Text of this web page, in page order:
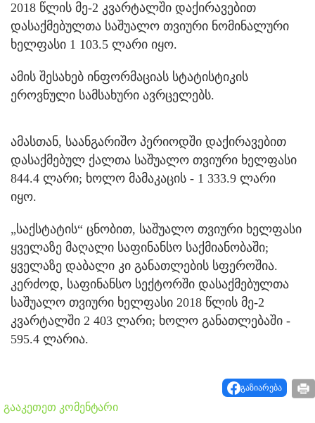
2018 წლის მე-2 კვარტალში დაქირავებით
დასაქმებულთა საშუალო თვიური ნომინალური
ხელფასი 1 103.5 ლარი იყო.
ამის შესახებ ინფორმაციას სტატისტიკის
ეროვნული სამსახური ავრცელებს.
ამასთან, საანგარიშო პერიოდში დაქირავებით
დასაქმებულ ქალთა საშუალო თვიური ხელფასი
844.4 ლარი; ხოლო მამაკაცის - 1 333.9 ლარი
იყო.
„საქსტატის“ ცნობით, საშუალო თვიური ხელფასი
ყველაზე მაღალი საფინანსო საქმიანობაში;
ყველაზე დაბალი კი განათლების სფეროშია.
კერძოდ, საფინანსო სექტორში დასაქმებულთა
საშუალო თვიური ხელფასი 2018 წლის მე-2
კვარტალში 2 403 ლარი; ხოლო განათლებაში -
595.4 ლარია.
გაზიარება
გააკეთეთ კომენტარი